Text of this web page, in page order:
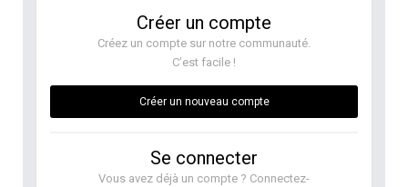
Créer un compte
Créez un compte sur notre communauté.
C’est facile !
Créer un nouveau compte
Se connecter
Vous avez déjà un compte ? Connectez-